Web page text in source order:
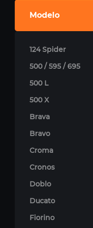
Modelo
124 Spider
500 / 595 / 695
500 L
500 X
Brava
Bravo
Croma
Cronos
Doblo
Ducato
Fiorino